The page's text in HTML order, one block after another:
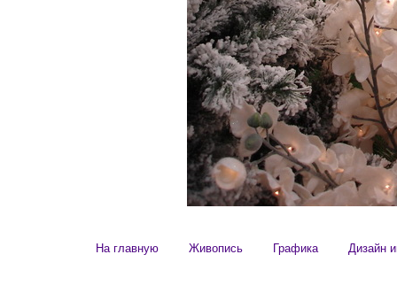
На главную Живопись Графика Дизайн